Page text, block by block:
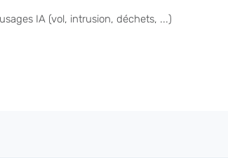
IA (vol, intrusion, déchets, ...)